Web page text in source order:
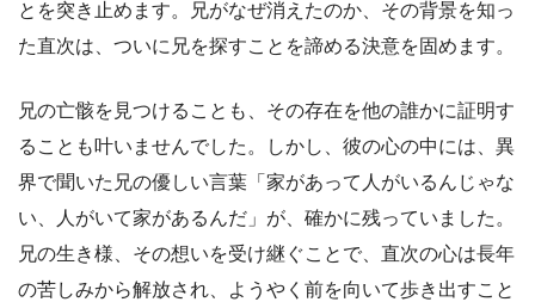
とを突き止めます。兄がなぜ消えたのか、その背景を知っ
た直次は、ついに兄を探すことを諦める決意を固めます。
兄の亡骸を見つけることも、その存在を他の誰かに証明す
ることも叶いませんでした。しかし、彼の心の中には、異
界で聞いた兄の優しい言葉「家があって人がいるんじゃな
い、人がいて家があるんだ」が、確かに残っていました。
兄の生き様、その想いを受け継ぐことで、直次の心は長年
の苦しみから解放され、ようやく前を向いて歩き出すこと